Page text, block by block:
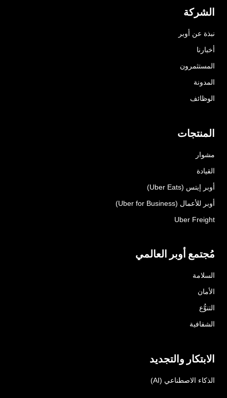
الشركة
نبذة عن أوبر
أخبارنا
المستثمرون
المدونة
الوظائف
المنتجات
مشوار
القيادة
أوبر إيتس (Uber Eats)
أوبر للأعمال (Uber for Business)
Uber Freight
مُجتمع أوبر العالمي
السلامة
الأمان
التنوُّع
الشفافية
الابتكار والتجديد
الذكاء الاصطناعي (AI)